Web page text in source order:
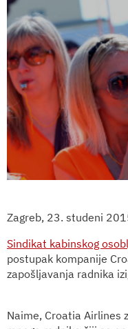
Zagreb, 23. studeni
Sindikat kabinskog
postupak kompanije
zapošljavanja radnika
Naime, Croatia Airlines